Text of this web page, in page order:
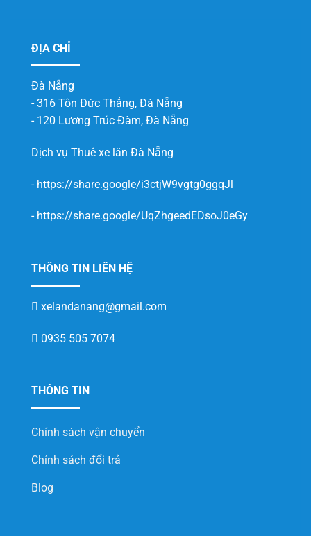
ĐỊA CHỈ
Đà Nẵng
- 316 Tôn Đức Thắng, Đà Nẵng
- 120 Lương Trúc Đàm, Đà Nẵng
Dịch vụ Thuê xe lăn Đà Nẵng
- https://share.google/i3ctjW9vgtg0ggqJl
- https://share.google/UqZhgeedEDsoJ0eGy
THÔNG TIN LIÊN HỆ
xelandanang@gmail.com
0935 505 7074
THÔNG TIN
Chính sách vận chuyển
Chính sách đổi trả
Blog